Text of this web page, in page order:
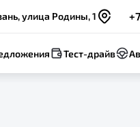
улица Родины, 1
Тест-драйв